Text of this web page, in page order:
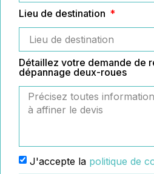
Lieu de destination
Détaillez votre demande de
dépannage deux-roues
J'accepte la politique de